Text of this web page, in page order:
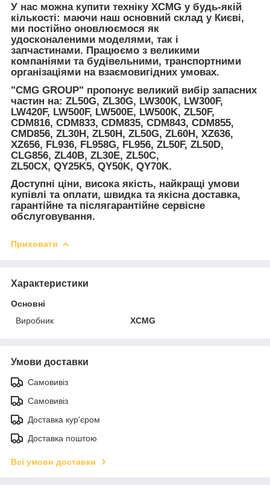
У нас можна купити техніку XCMG у будь-якій
кількості: маючи наш основний склад у Києві,
ми постійно оновлюємося як
удосконаленими моделями, так і
запчастинами. Працюємо з великими
компаніями та будівельними, транспортними
організаціями на взаємовигідних умовах.
"CMG GROUP" пропонує великий вибір запасних
частин на: ZL50G, ZL30G, LW300K, LW300F,
LW420F, LW500F, LW500E, LW500K, ZL50F,
CDM816, CDM833, CDM835, CDM843, CDM855,
CMD856, ZL30H, ZL50H, ZL50G, ZL60H, XZ636,
XZ656, FL936, FL958G, FL956, ZL50F, ZL50D,
CLG856, ZL40B, ZL30E, ZL50C,
ZL50CX, QY25K5, QY50K, QY70K.
Доступні ціни, висока якість, найкращі умови
купівлі та оплати, швидка та якісна доставка,
гарантійне та післягарантійне сервісне
обслуговування.
Приховати
Характеристики
Основні
Виробник
XCMG
Умови доставки
Самовивіз
Самовивіз
Доставка кур'єром
Доставка поштою
Всі умови доставки